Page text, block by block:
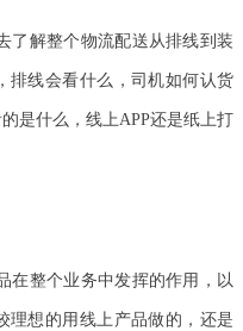
了解整个物流配送从排线到装
排线会看什么，司机如何认货
是什么，线上APP还是纸上打
在整个业务中发挥的作用，以
理想的用线上产品做的，还是